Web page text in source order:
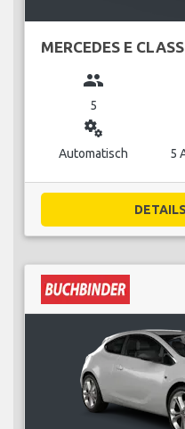
MERCEDES E
group
5
miscellaneous_services
Automatisch 5